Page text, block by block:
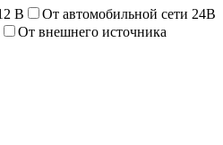
В
От автомобильной сети 24В
От внешнего источника